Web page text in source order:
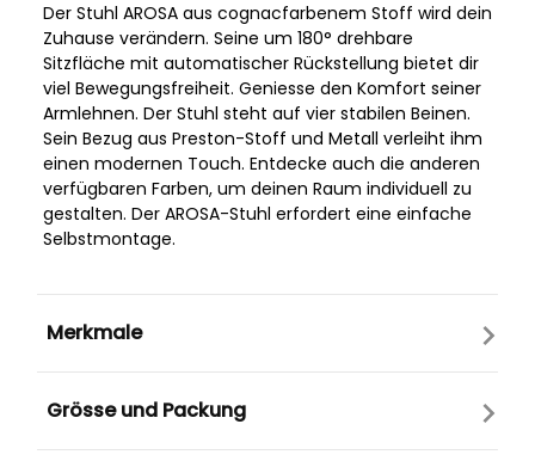
Der Stuhl AROSA aus cognacfarbenem Stoff wird dein
Zuhause verändern. Seine um 180° drehbare
Sitzfläche mit automatischer Rückstellung bietet dir
viel Bewegungsfreiheit. Geniesse den Komfort seiner
Armlehnen. Der Stuhl steht auf vier stabilen Beinen.
Sein Bezug aus Preston-Stoff und Metall verleiht ihm
einen modernen Touch. Entdecke auch die anderen
verfügbaren Farben, um deinen Raum individuell zu
gestalten. Der AROSA-Stuhl erfordert eine einfache
Selbstmontage.
Merkmale
Grösse und Packung